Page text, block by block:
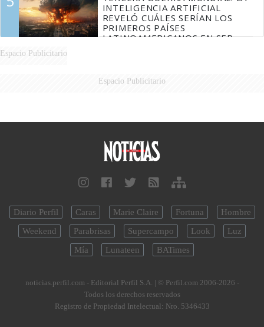
INTELIGENCIA ARTIFICIAL
REVELÓ CUÁLES SERÍAN LOS
PRIMEROS PAÍSES
LATINOAMERICANOS EN SER
Espacio Publicitario
Espacio Publicitario
Diario Perfil Caras Marie Claire Fortuna
Hombre
Weekend
Parabrisas Supercampo Look
Luz
Mía
Lunateen BATimes
noticias.perfil.com - Editorial Perfil S.A. | © Perfil.com 2006-2026 -
Todos los derechos reservados
Registro de Propiedad Intelectual: Nro. 5346433